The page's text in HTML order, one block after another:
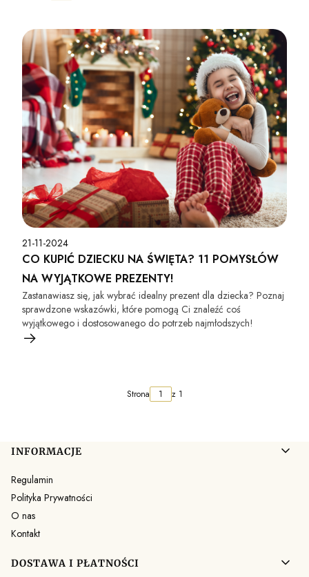
21-11-2024
CO KUPIĆ DZIECKU NA ŚWIĘTA? 11 POMYSŁÓW
NA WYJĄTKOWE PREZENTY!
Zastanawiasz się, jak wybrać idealny prezent dla dziecka? Poznaj
sprawdzone wskazówki, które pomogą Ci znaleźć coś
wyjątkowego i dostosowanego do potrzeb najmłodszych!
Strona z 1
Linki w stopce
INFORMACJE
Regulamin
Polityka Prywatności
O nas
Kontakt
DOSTAWA I PŁATNOŚCI